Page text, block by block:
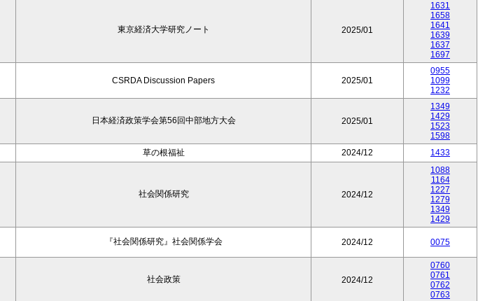
東京経済大学研究ノート 2025/01
1631
1658
1641
1639
1637
1697
CSRDA Discussion Papers 2025/01
0955
1099
1232
日本経済政策学会第56回中部地方大会 2025/01
1349
1429
1523
1598
草の根福祉 2024/12 1433
社会関係研究 2024/12
1088
1164
1227
1279
1349
1429
『社会関係研究』社会関係学会 2024/12 0075
社会政策 2024/12
0760
0761
0762
0763